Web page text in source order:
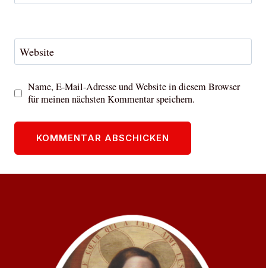
Website
Name, E-Mail-Adresse und Website in diesem Browser
für meinen nächsten Kommentar speichern.